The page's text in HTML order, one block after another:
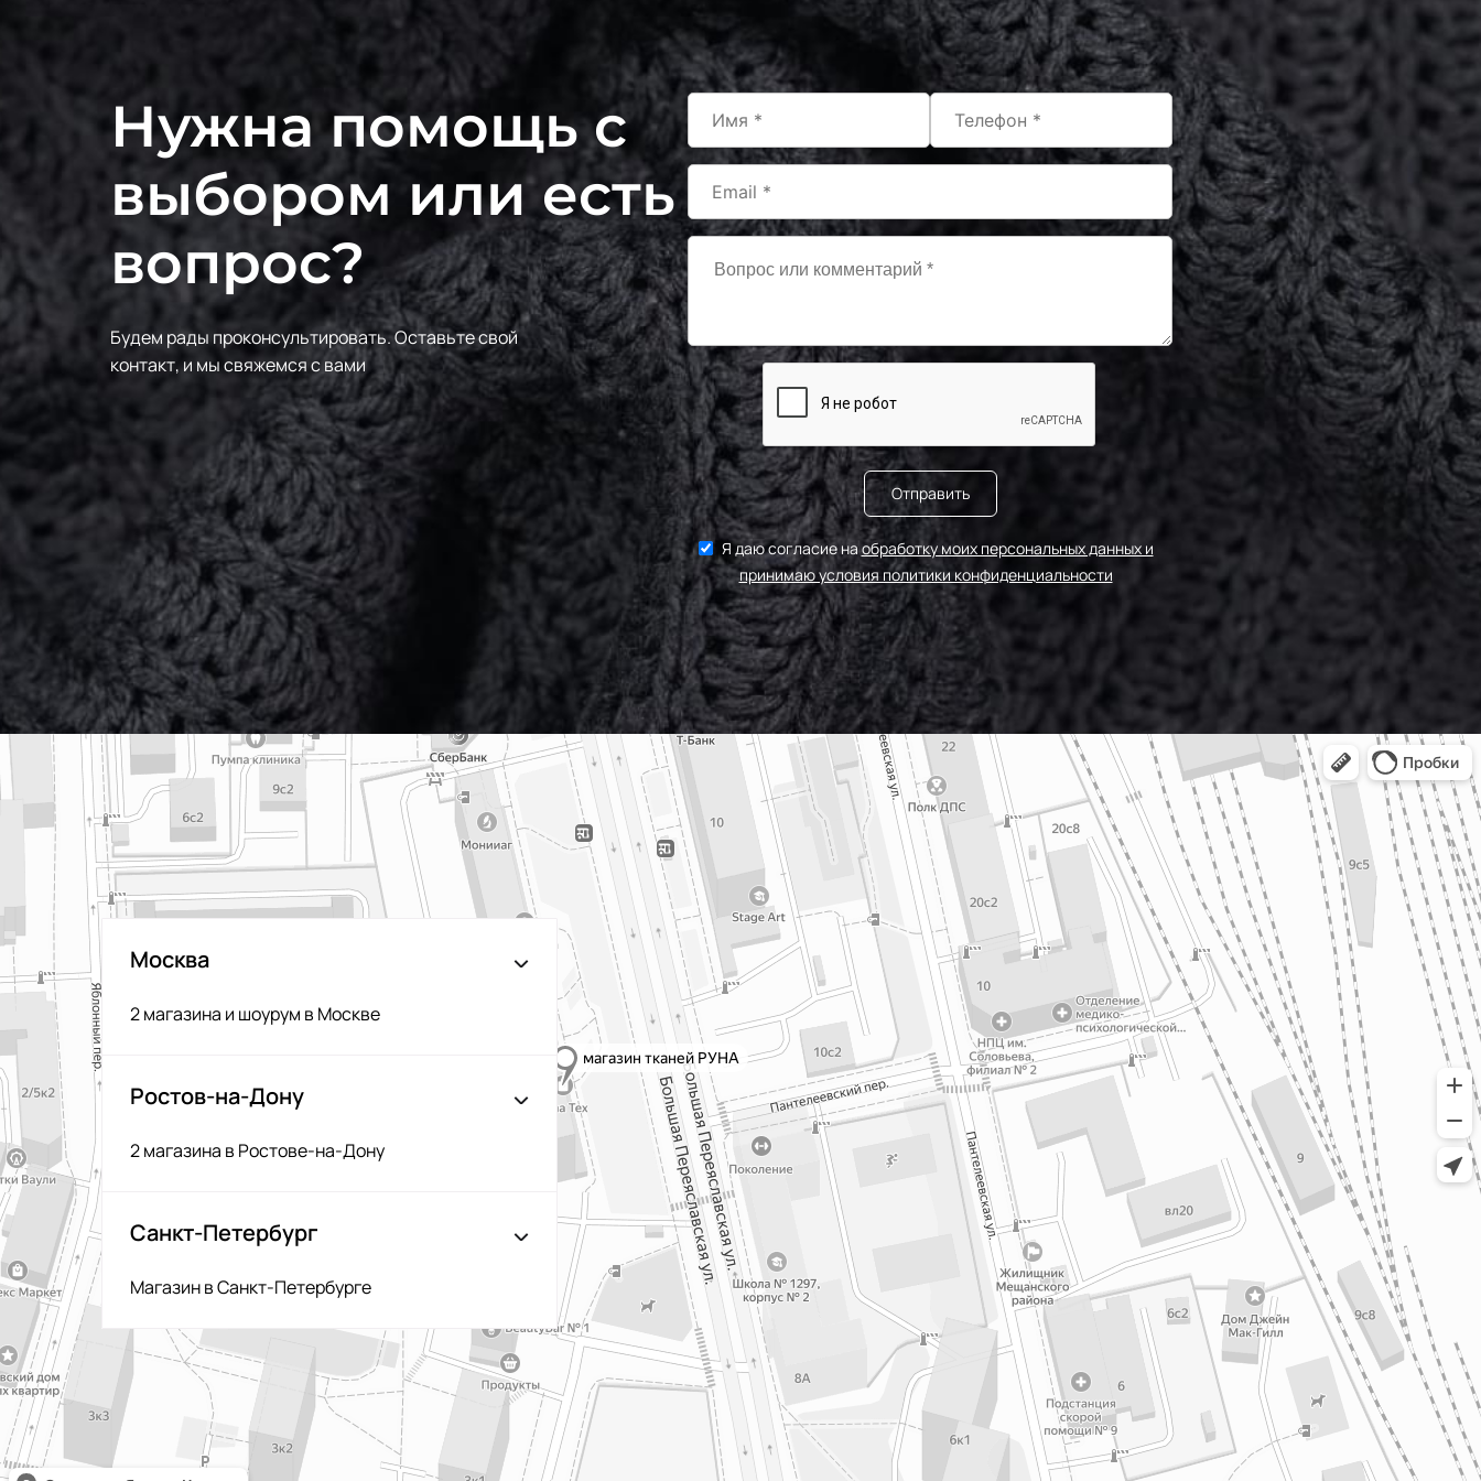
Нужна помощь с
выбором или есть
вопрос?
Будем рады проконсультировать.Оставьте свой
контакт, и мы свяжемся с вами
Отправить
Я даю согласие наобработку моих персональных данных и
принимаю условия политики конфиденциальности
Москва
2 магазина и шоурум в Москве
Ростов-на-Дону
2 магазина в Ростове-на-Дону
Санкт-Петербург
Магазин в Санкт-Петербурге